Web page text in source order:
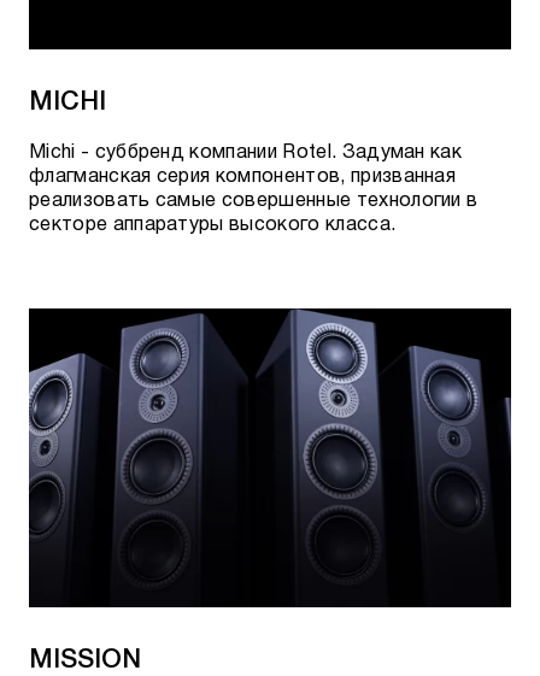
MICHI
Michi - суббренд компании Rotel. Задуман как
флагманская серия компонентов, призванная
реализовать самые совершенные технологии в
секторе аппаратуры высокого класса.
MISSION